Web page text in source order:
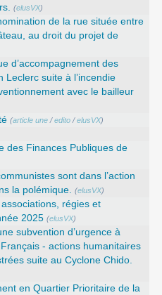
(elusVX)
de la rue située entre
au droit du projet de
d’accompagnement des
Leclerc suite à l’incendie
avec le bailleur
(article une /edito /elusVX)
des Finances Publiques de
sont dans l’action
la polémique. (elusVX)
régies et
2025 (elusVX)
subvention d’urgence à
- actions humanitaires
suite au Cyclone Chido.
en Quartier Prioritaire de la